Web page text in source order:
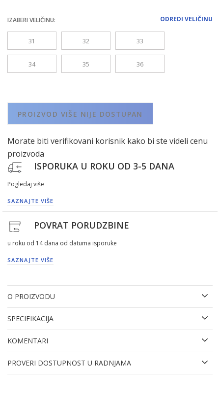
ODREDI VELIČINU
IZABERI VELIČINU:
31 32 33
34 35 36
PROIZVOD VIŠE NIJE DOSTUPAN
Morate biti verifikovani korisnik kako bi ste videli cenu
proizvoda
ISPORUKA U ROKU OD 3-5 DANA
Pogledaj više
SAZNAJTE VIŠE
POVRAT PORUDZBINE
u roku od 14 dana od datuma isporuke
SAZNAJTE VIŠE
O PROIZVODU
SPECIFIKACIJA
KOMENTARI
PROVERI DOSTUPNOST U RADNJAMA